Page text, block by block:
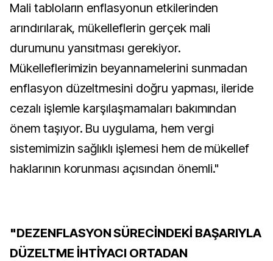
Mali tabloların enflasyonun etkilerinden
arındırılarak, mükelleflerin gerçek mali
durumunu yansıtması gerekiyor.
Mükelleflerimizin beyannamelerini sunmadan
enflasyon düzeltmesini doğru yapması, ileride
cezalı işlemle karşılaşmamaları bakımından
önem taşıyor. Bu uygulama, hem vergi
sistemimizin sağlıklı işlemesi hem de mükellef
haklarının korunması açısından önemli."
"DEZENFLASYON SÜRECİNDEKİ BAŞARIYLA
DÜZELTME İHTİYACI ORTADAN